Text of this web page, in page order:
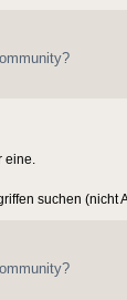
suchen (nicht